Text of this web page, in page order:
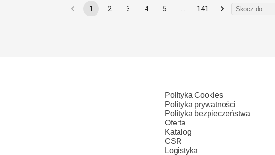
1 2 3 4 5 141
Polityka Cookies
Polityka prywatności
Polityka bezpieczeństwa
Oferta
Katalog
CSR
Logistyka